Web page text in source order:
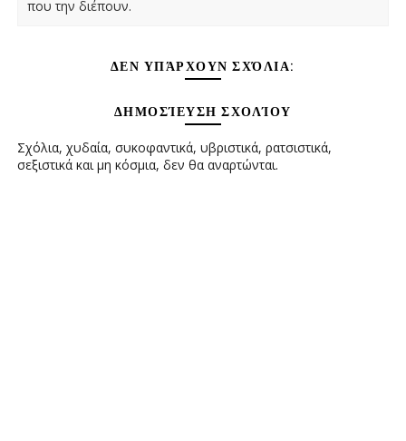
που την διέπουν.
ΔΕΝ ΥΠΆΡΧΟΥΝ ΣΧΌΛΙΑ:
ΔΗΜΟΣΊΕΥΣΗ ΣΧΟΛΊΟΥ
Σχόλια, χυδαία, συκοφαντικά, υβριστικά, ρατσιστικά,
σεξιστικά και μη κόσμια, δεν θα αναρτώνται.